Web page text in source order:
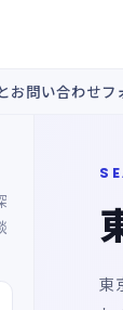
お問い合わせフ
東